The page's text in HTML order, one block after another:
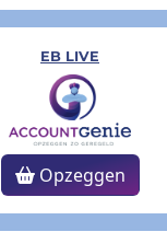
EB LIVE
Opzeggen